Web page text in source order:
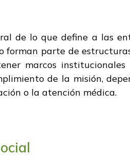
de lo que define a las
parte de
marcos
de la misión,
o la atención médica.